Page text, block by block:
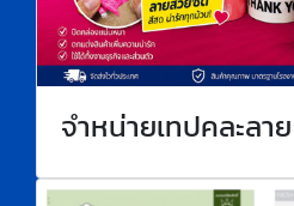
จำหน่ายเทปคละลาย